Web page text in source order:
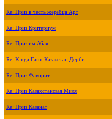
Re: Приз в честь жеребца Арт
Re: Приз Критериум
Re: Приз им.Абая
Re: Kinga Farm Казахстан Дерби
Re: Приз Фаворит
Re: Приз Казахстанская Миля
Re: Приз Казанат